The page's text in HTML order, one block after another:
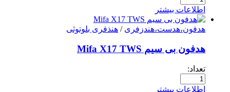
اطلاعات بیشتر
هدفون،هدست،هندزفری / هنذفری بلوتوثی
هدفون بی سیم Mifa X17 TWS
تعداد:
اطلاعات بیشتر